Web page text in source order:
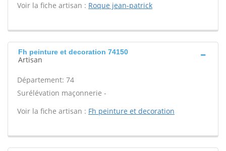
Voir la fiche artisan : Roque jean-patrick
Fh peinture et decoration 74150
Artisan
Département: 74
Surélévation maçonnerie -
Voir la fiche artisan : Fh peinture et decoration